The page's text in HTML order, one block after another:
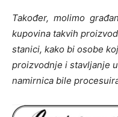
Također, molimo
kupovina takvih
stanici, kako bi osobe
proizvodnje i stavljanje
namirnica bile